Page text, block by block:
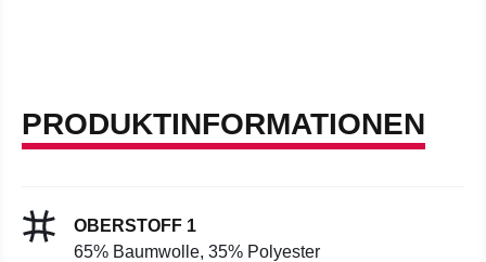
PRODUKTINFORMATIONEN
OBERSTOFF 1
65% Baumwolle, 35% Polyester